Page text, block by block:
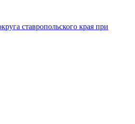
ставропольского края при